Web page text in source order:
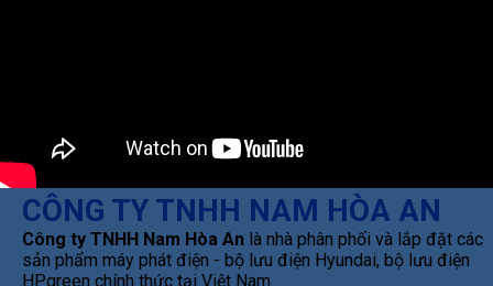
CÔNG TY TNHH NAM HÒA AN
Công ty TNHH Nam Hòa An là nhà phân phối và lắp đặt các
sản phẩm máy phát điện - bộ lưu điện Hyundai, bộ lưu điện
HPgreen chính thức tại Việt Nam.